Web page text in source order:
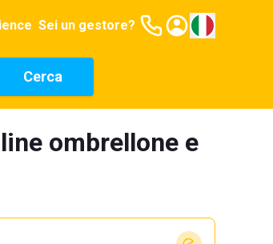
Sei un gestore?
Cerca
ombrellone e